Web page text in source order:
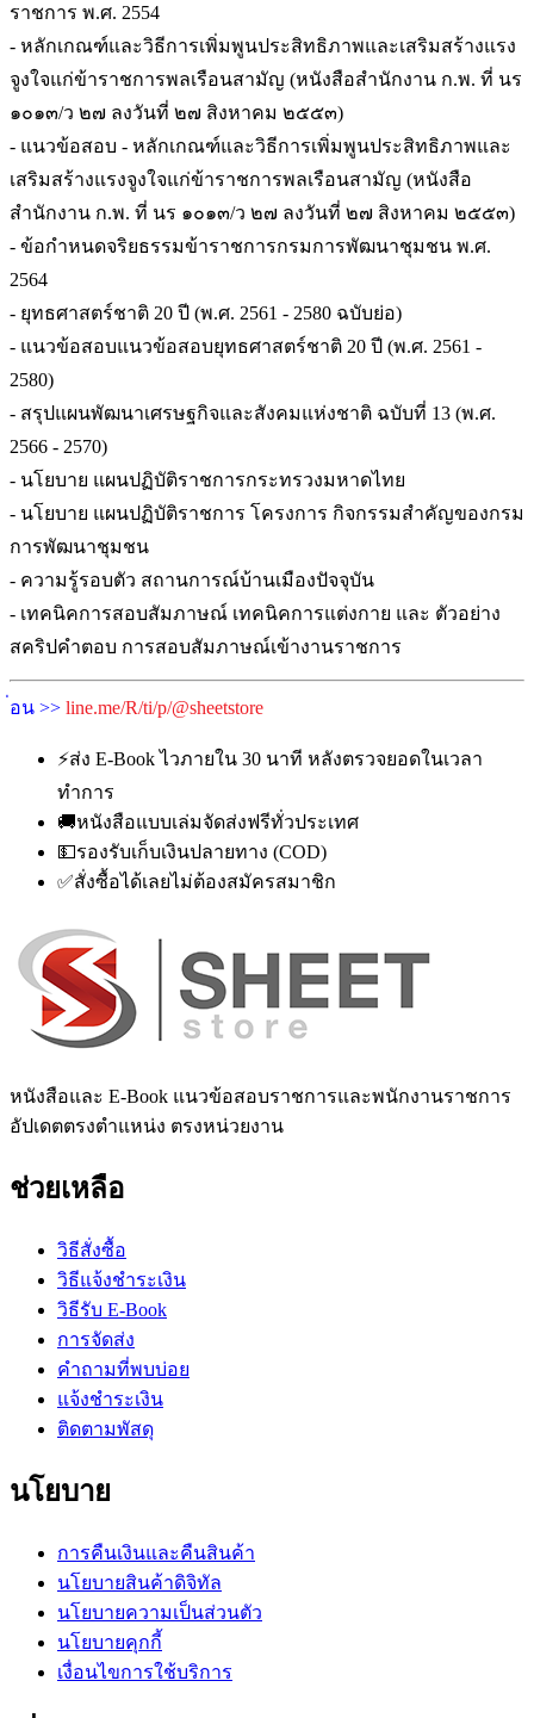
ราชการ พ.ศ. 2554
- หลักเกณฑ์และวิธีการเพิ่มพูนประสิทธิภาพและเสริมสร้างแรง
จูงใจแก่ข้าราชการพลเรือนสามัญ (หนังสือสำนักงาน ก.พ. ที่ นร
๑๐๑๓/ว ๒๗ ลงวันที่ ๒๗ สิงหาคม ๒๕๕๓)
- แนวข้อสอบ - หลักเกณฑ์และวิธีการเพิ่มพูนประสิทธิภาพและ
เสริมสร้างแรงจูงใจแก่ข้าราชการพลเรือนสามัญ (หนังสือ
สำนักงาน ก.พ. ที่ นร ๑๐๑๓/ว ๒๗ ลงวันที่ ๒๗ สิงหาคม ๒๕๕๓)
- ข้อกำหนดจริยธรรมข้าราชการกรมการพัฒนาชุมชน พ.ศ.
2564
- ยุทธศาสตร์ชาติ 20 ปี (พ.ศ. 2561 - 2580 ฉบับย่อ)
- แนวข้อสอบแนวข้อสอบยุทธศาสตร์ชาติ 20 ปี (พ.ศ. 2561 -
2580)
- สรุปแผนพัฒนาเศรษฐกิจและสังคมแห่งชาติ ฉบับที่ 13 (พ.ศ.
2566 - 2570)
- นโยบาย แผนปฏิบัติราชการกระทรวงมหาดไทย
- นโยบาย แผนปฏิบัติราชการ โครงการ กิจกรรมสำคัญของกรม
การพัฒนาชุมชน
- ความรู้รอบตัว สถานการณ์บ้านเมืองปัจจุบัน
- เทคนิคการสอบสัมภาษณ์ เทคนิคการแต่งกาย และ ตัวอย่าง
สคริปคำตอบ การสอบสัมภาษณ์เข้างานราชการ
่อน >> line.me/R/ti/p/@sheetstore
⚡ส่ง E-Book ไวภายใน 30 นาที หลังตรวจยอดในเวลา
ทำการ
🚚หนังสือแบบเล่มจัดส่งฟรีทั่วประเทศ
💵รองรับเก็บเงินปลายทาง (COD)
✅สั่งซื้อได้เลยไม่ต้องสมัครสมาชิก
หนังสือและ E-Book แนวข้อสอบราชการและพนักงานราชการ
อัปเดตตรงตำแหน่ง ตรงหน่วยงาน
ช่วยเหลือ
วิธีสั่งซื้อ
วิธีแจ้งชำระเงิน
วิธีรับ E-Book
การจัดส่ง
คำถามที่พบบ่อย
แจ้งชำระเงิน
ติดตามพัสดุ
นโยบาย
การคืนเงินและคืนสินค้า
นโยบายสินค้าดิจิทัล
นโยบายความเป็นส่วนตัว
นโยบายคุกกี้
เงื่อนไขการใช้บริการ